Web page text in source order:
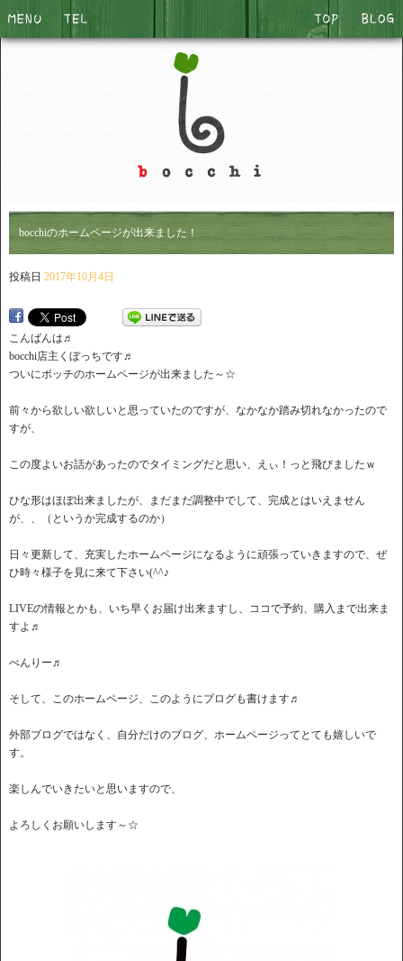
bocchiのホームページが出来ました！
投稿日 2017年10月4日
こんばんは♬
bocchi店主くぼっちです♬
ついにボッチのホームページが出来ました～☆
前々から欲しい欲しいと思っていたのですが、なかなか踏み切れなかったので
すが、
この度よいお話があったのでタイミングだと思い、えぃ！っと飛びましたｗ
ひな形はほぼ出来ましたが、まだまだ調整中でして、完成とはいえません
が、、（というか完成するのか）
日々更新して、充実したホームページになるように頑張っていきますので、ぜ
ひ時々様子を見に来て下さい(^^♪
LIVEの情報とかも、いち早くお届け出来ますし、ココで予約、購入まで出来ま
すよ♬
べんりー♬
そして、このホームページ、このようにブログも書けます♬
外部ブログではなく、自分だけのブログ、ホームページってとても嬉しいで
す。
楽しんでいきたいと思いますので、
よろしくお願いします～☆